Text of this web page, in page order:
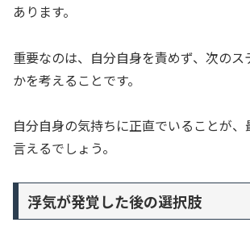
あります。
重要なのは、自分自身を責めず、次のス
かを考えることです。
自分自身の気持ちに正直でいることが、
言えるでしょう。
浮気が発覚した後の選択肢